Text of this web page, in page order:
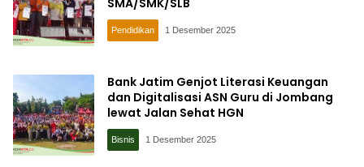
SMA/SMK/SLB
Pendidikan 1 Desember 2025
Bank Jatim Genjot Literasi Keuangan
dan Digitalisasi ASN Guru di Jombang
lewat Jalan Sehat HGN
Bisnis 1 Desember 2025